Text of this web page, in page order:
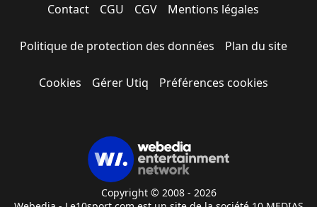
Contact CGU CGV Mentions légales
Politique de protection des données Plan du site
Cookies Gérer Utiq Préférences cookies
Copyright © 2008 - 2026